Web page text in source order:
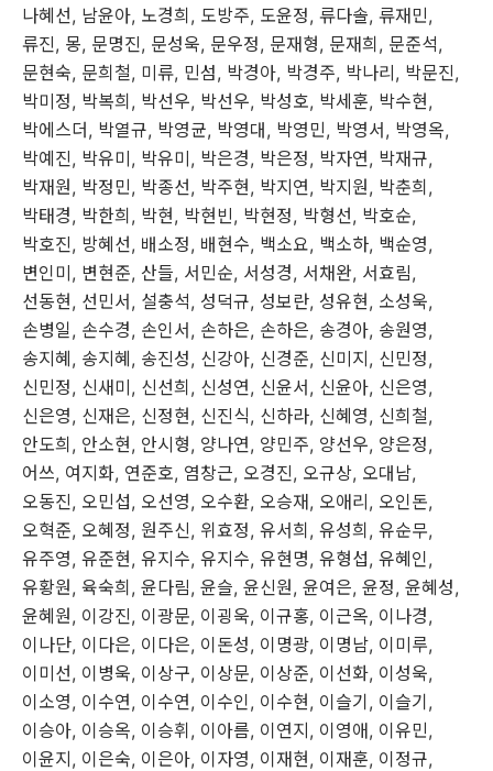
나혜선, 남윤아, 노경희 , 도방주, 도윤정, 류다솔, 류재민,
류진, 몽, 문명진, 문성욱, 문우정, 문재형, 문재희 , 문준석,
문현숙, 문희철, 미류, 민섬, 박경아, 박경주, 박나리 , 박문진,
박미정, 박복희 , 박선우, 박선우, 박성호, 박세훈, 박수현,
박에스더 , 박열규, 박영균, 박영대 , 박영민, 박영서 , 박영옥,
박예진, 박유미 , 박유미 , 박은경, 박은정, 박자연, 박재규,
박재원, 박정민, 박종선, 박주현, 박지연, 박지원, 박춘희 ,
박태경, 박한희 , 박현, 박현빈, 박현정, 박형선, 박호순,
박호진, 방혜선, 배소정, 배현수, 백소요, 백소하, 백순영,
변인미 , 변현준, 산들, 서민순, 서성경, 서채완, 서효림,
선동현, 선민서 , 설충석, 성덕규, 성보란, 성유현, 소성욱,
손병일, 손수경, 손인서 , 손하은, 손하은, 송경아, 송원영,
송지혜 , 송지혜 , 송진성, 신강아, 신경준, 신미지 , 신민정,
신민정, 신새미 , 신선희 , 신성연, 신윤서 , 신윤아, 신은영,
신은영, 신재은, 신정현, 신진식, 신하라, 신혜영, 신희철,
안도희 , 안소현, 안시형, 양나연, 양민주, 양선우, 양은정,
어쓰, 여지화, 연준호, 염창근, 오경진, 오규상, 오대남,
오동진, 오민섭, 오선영, 오수환, 오승재 , 오애리 , 오인돈,
오혁준, 오혜정, 원주신, 위효정, 유서희 , 유성희 , 유순무,
유주영, 유준현, 유지수, 유지수, 유현명, 유형섭, 유혜인,
유황원, 육숙희 , 윤다림, 윤슬, 윤신원, 윤여은, 윤정, 윤혜성,
윤혜원, 이강진, 이광문, 이굉욱, 이규홍, 이근옥, 이나경,
이나단, 이다은, 이다은, 이돈성, 이명광, 이명남, 이미루,
이미선, 이병욱, 이상구, 이상문, 이상준, 이선화, 이성욱,
이소영, 이수연, 이수연, 이수인, 이수현, 이슬기 , 이슬기 ,
이승아, 이승옥, 이승휘 , 이아름, 이연지 , 이영애, 이유민,
이윤지 , 이은숙, 이은아, 이자영, 이재현, 이재훈, 이정규,